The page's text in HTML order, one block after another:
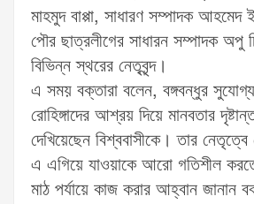
মাহমুদ বাপ্পা, সাধারণ সম্পাদক আহমেদ
পৌর ছাত্রলীগের সাধারন সম্পাদক অপু
বিভিন্ন স্থরের নেতৃবৃন্দ।
এ সময় বক্তারা বলেন, বঙ্গবন্ধুর
রোহিঙ্গাদের আশ্রয় দিয়ে মানবতার
দেখিয়েছেন বিশ্ববাসীকে। তার
এ এগিয়ে যাওয়াকে আরো গতিশীল
মাঠ পর্যায়ে কাজ করার আহ্বান জানান